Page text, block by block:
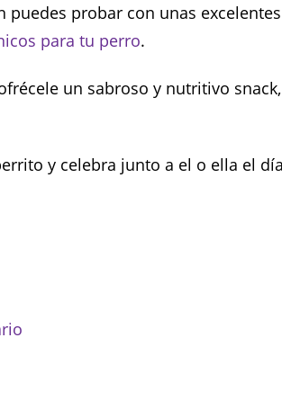
puedes probar con unas
para tu perro.
un sabroso y nutritivo
y celebra junto a el o ella el